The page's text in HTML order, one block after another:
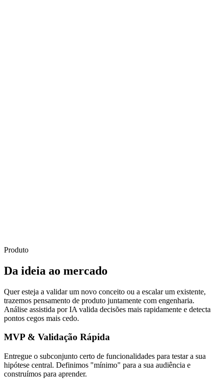
Produto
Da ideia ao mercado
Quer esteja a validar um novo conceito ou a escalar um existente,
trazemos pensamento de produto juntamente com engenharia.
Análise assistida por IA valida decisões mais rapidamente e detecta
pontos cegos mais cedo.
MVP & Validação Rápida
Entregue o subconjunto certo de funcionalidades para testar a sua
hipótese central. Definimos "mínimo" para a sua audiência e
construímos para aprender.